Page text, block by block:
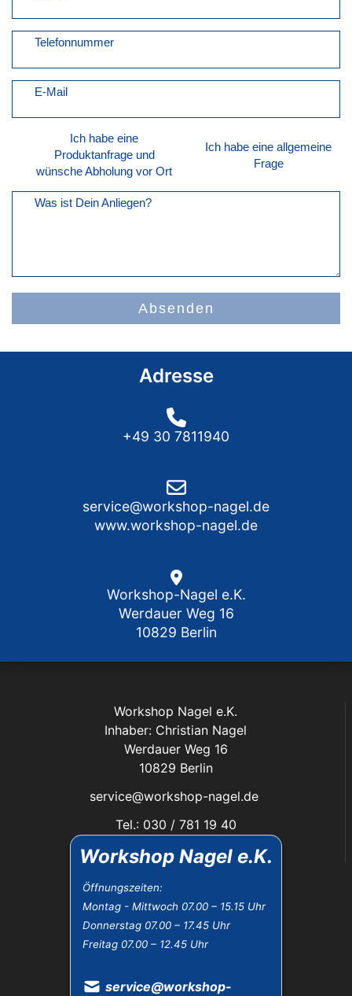
Workshop Nagel e.K.
Öffnungszeiten:
Montag - Mittwoch 07.00 – 15.15 Uhr
Donnerstag 07.00 – 17.45 Uhr
Freitag 07.00 – 12.45 Uhr
service@workshop-
Telefonnummer
E-Mail
Ich habe eine
Produktanfrage und
wünsche Abholung vor Ort
Ich habe eine allgemeine
Frage
Was ist Dein Anliegen?
Absenden
Adresse
+49 30 7811940
service@workshop-nagel.de
www.workshop-nagel.de
Workshop-Nagel e.K.
Werdauer Weg 16
10829 Berlin
Workshop Nagel e.K.
Inhaber: Christian Nagel
Werdauer Weg 16
10829 Berlin
service@workshop-nagel.de
Tel.: 030 / 781 19 40
Das Unternehmen:
Öffnungszeiten
Datenschutz
Impressum
AGB